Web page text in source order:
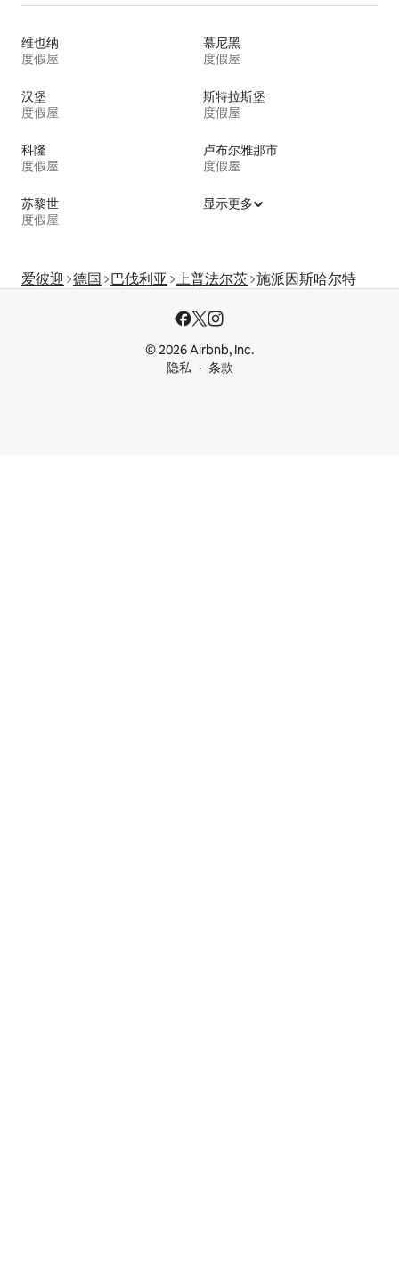
维也纳
度假屋
慕尼黑
度假屋
汉堡
度假屋
斯特拉斯堡
度假屋
科隆
度假屋
卢布尔雅那市
度假屋
苏黎世
度假屋
显示更多
爱彼迎 德国 巴伐利亚 上普法尔茨 施派因斯哈尔特
© 2026 Airbnb, Inc.
隐私
条款